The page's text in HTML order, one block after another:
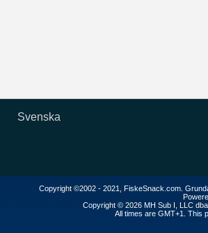
Svenska
Copyright ©2002 - 2021, FiskeSnack.com.
Copyright © 2026 MH Sub I, LLC
All times are GMT+1. This